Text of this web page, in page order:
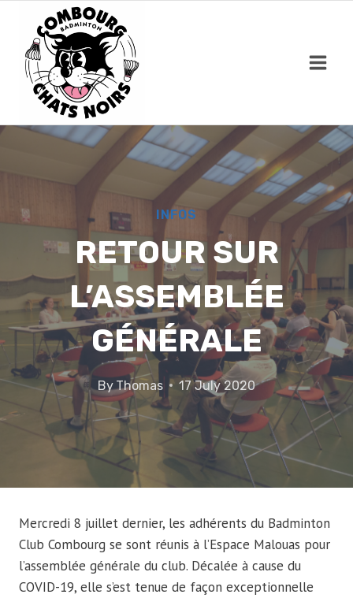
content
INFOS
RETOUR SUR
L’ASSEMBLÉE
GÉNÉRALE
By Thomas 17 July 2020
Mercredi 8 juillet dernier, les adhérents du Badminton
Club Combourg se sont réunis à l’Espace Malouas pour
l’assemblée générale du club. Décalée à cause du
COVID-19, elle s’est tenue de façon exceptionnelle